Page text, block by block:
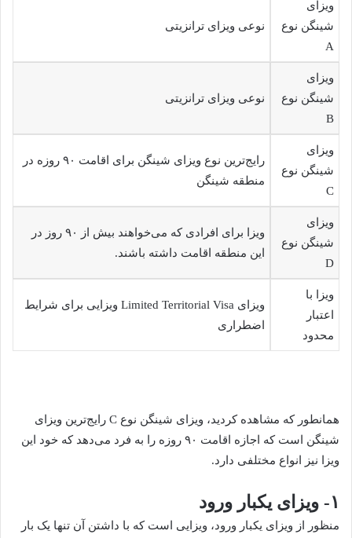
ویزای
شینگن نوع
A
نوعی ویزای ترانزیتی
ویزای
شینگن نوع
B
نوعی ویزای ترانزیتی
ویزای
شینگن نوع
C
رایج‌ترین نوع ویزای شینگن برای اقامت ۹۰ روزه در
منطقه شینگن
ویزای
شینگن نوع
D
ویزا برای افرادی که می‌خواهند بیش از ۹۰ روز در
این منطقه اقامت داشته باشند.
ویزا با
اعتبار
محدود
ویزای Limited Territorial Visa ویزایی برای شرایط
اضطراری
همانطور که مشاهده کردید، ویزای شینگن نوع C رایج‌ترین ویزای
شینگن است که اجازه اقامت ۹۰ روزه را به فرد می‌دهد که خود این
ویزا نیز انواع مختلفی دارد.
۱- ویزای یکبار ورود
منظور از ویزای یکبار ورود، ویزایی است که با داشتن آن تنها یک بار